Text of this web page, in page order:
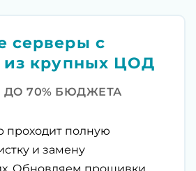
серверы с
из крупных ЦОД
70% БЮДЖЕТА
проходит полную
и замену